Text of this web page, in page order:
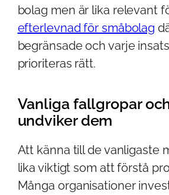
bolag men är lika relevant
efterlevnad för småbolag
begränsade och varje
prioriteras rätt.
Vanliga fallgropar
undviker dem
Att känna till de vanligaste
lika viktigt som att förstå
Många organisationer